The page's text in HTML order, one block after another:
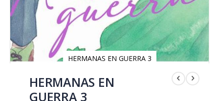
HERMANAS EN GUERRA 3
comienzoHERMANAS EN
GUERRA 3